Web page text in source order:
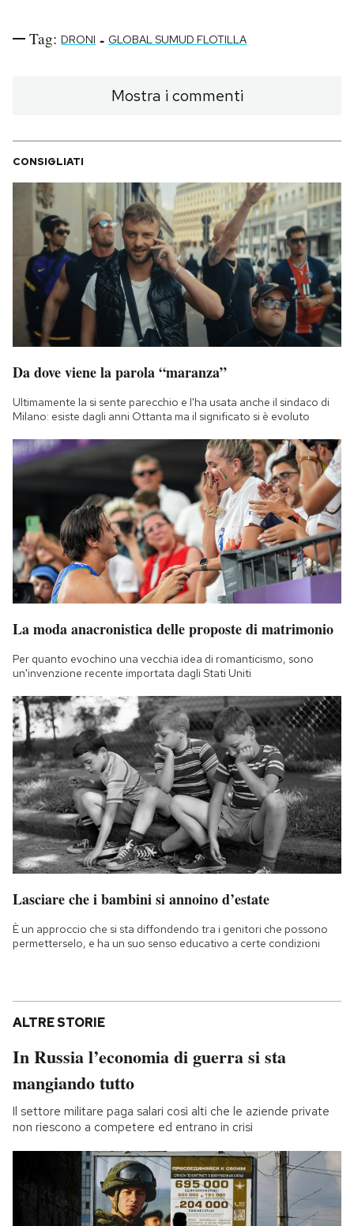
Tag: DRONI - GLOBAL SUMUD FLOTILLA
Mostra i commenti
CONSIGLIATI
Da dove viene la parola “maranza”
Ultimamente la si sente parecchio e l'ha usata anche il sindaco di
Milano: esiste dagli anni Ottanta ma il significato si è evoluto
La moda anacronistica delle proposte di matrimonio
Per quanto evochino una vecchia idea di romanticismo, sono
un'invenzione recente importata dagli Stati Uniti
Lasciare che i bambini si annoino d’estate
È un approccio che si sta diffondendo tra i genitori che possono
permetterselo, e ha un suo senso educativo a certe condizioni
ALTRE STORIE
In Russia l’economia di guerra si sta
mangiando tutto
Il settore militare paga salari così alti che le aziende private
non riescono a competere ed entrano in crisi